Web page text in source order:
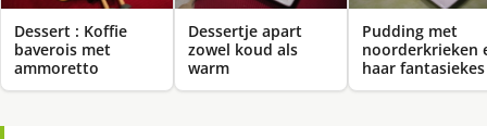
Dessert : Koffie
baverois met
ammoretto
Dessertje apart
zowel koud als
warm
Pudding met
noorderkrieken
haar fantasiekes